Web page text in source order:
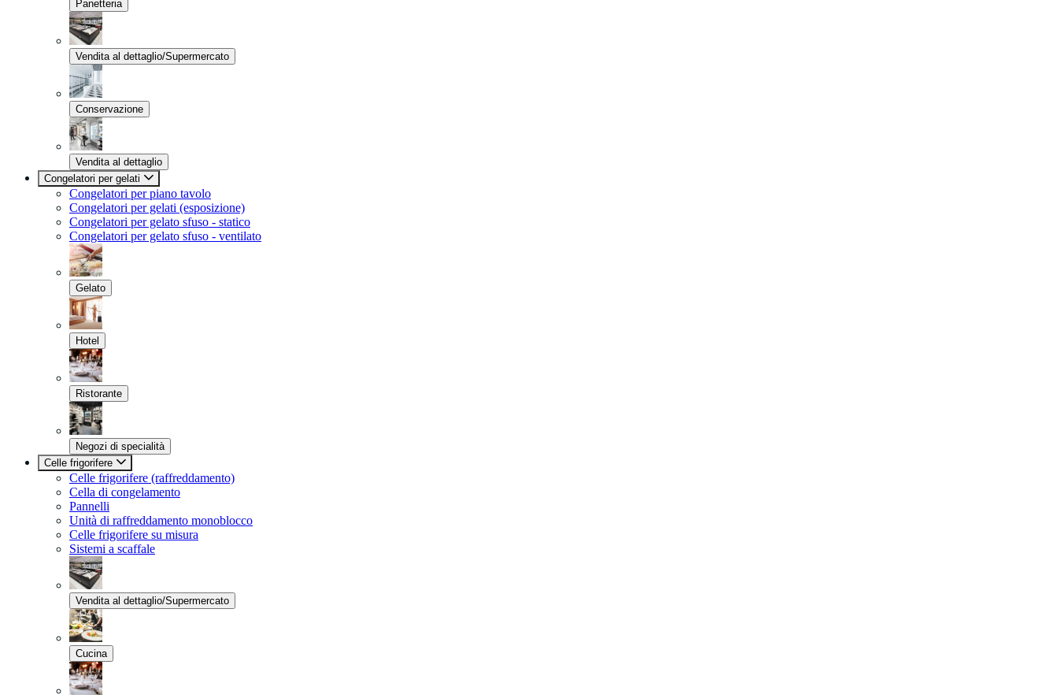
Panetteria
Vendita al dettaglio/Supermercato
Conservazione
Vendita al dettaglio
Congelatori per gelati
Congelatori per piano tavolo
Congelatori per gelati (esposizione)
Congelatori per gelato sfuso - statico
Congelatori per gelato sfuso - ventilato
Gelato
Hotel
Ristorante
Negozi di specialità
Celle frigorifere
Celle frigorifere (raffreddamento)
Cella di congelamento
Pannelli
Unità di raffreddamento monoblocco
Celle frigorifere su misura
Sistemi a scaffale
Vendita al dettaglio/Supermercato
Cucina